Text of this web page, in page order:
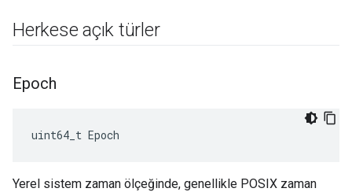
Herkese açık türler
Epoch
uint64_t Epoch
Yerel sistem zaman ölçeğinde, genellikle POSIX zaman